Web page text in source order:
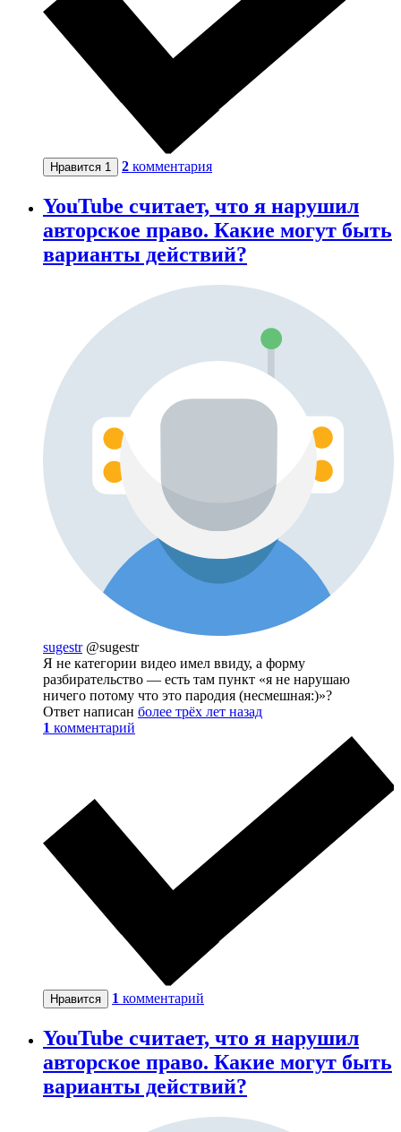
Нравится 1 2 комментария
YouTube считает, что я нарушил
авторское право. Какие могут быть
варианты действий?
sugestr @sugestr
Я не категории видео имел ввиду, а форму
разбирательство — есть там пункт «я не нарушаю
ничего потому что это пародия (несмешная:)»?
Ответ написан более трёх лет назад
1 комментарий
Нравится 1 комментарий
YouTube считает, что я нарушил
авторское право. Какие могут быть
варианты действий?